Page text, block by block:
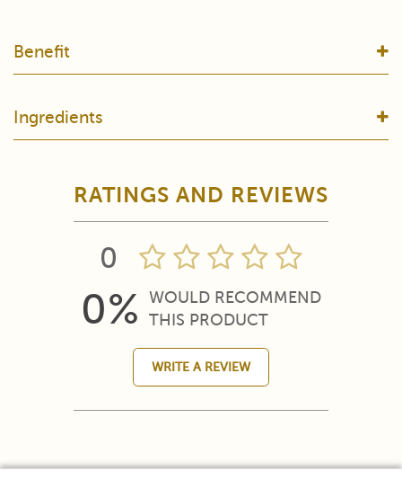
Benefit
Ingredients
RATINGS AND REVIEWS
0
0%
WOULD RECOMMEND
THIS PRODUCT
WRITE A REVIEW